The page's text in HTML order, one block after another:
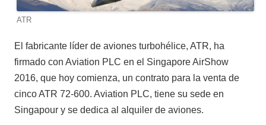
ATR
El fabricante líder de aviones turbohélice, ATR, ha
firmado con Aviation PLC en el Singapore AirShow
2016, que hoy comienza, un contrato para la venta de
cinco ATR 72-600. Aviation PLC, tiene su sede en
Singapour y se dedica al alquiler de aviones.